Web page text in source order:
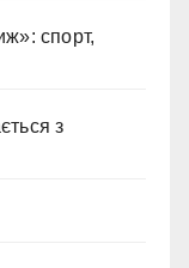
спорт,
з